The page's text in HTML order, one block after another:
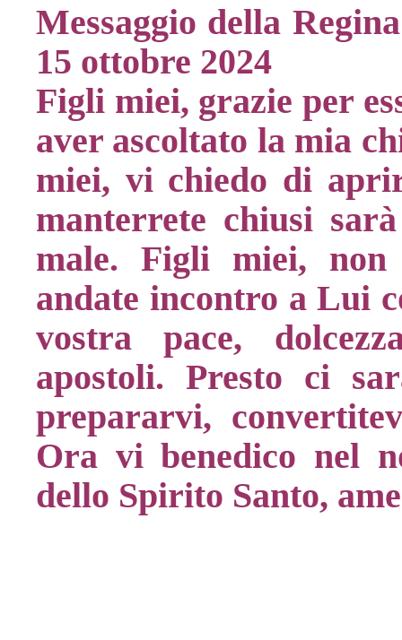
Messaggio della
15 ottobre 2024
Figli miei, grazie per
aver ascoltato la mia
miei, vi chiedo di
manterrete chiusi
male. Figli miei,
andate incontro a Lui
vostra pace,
apostoli. Presto ci
prepararvi,
Ora vi benedico nel
dello Spirito Santo,